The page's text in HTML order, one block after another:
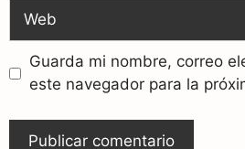
Guarda mi nombre, correo
este navegador para la